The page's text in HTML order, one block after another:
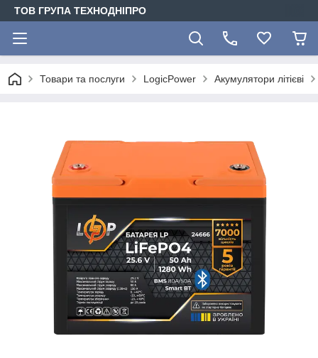
ТОВ ГРУПА ТЕХНОДНІПРО
Товари та послуги LogicPower Акумулятори літієві